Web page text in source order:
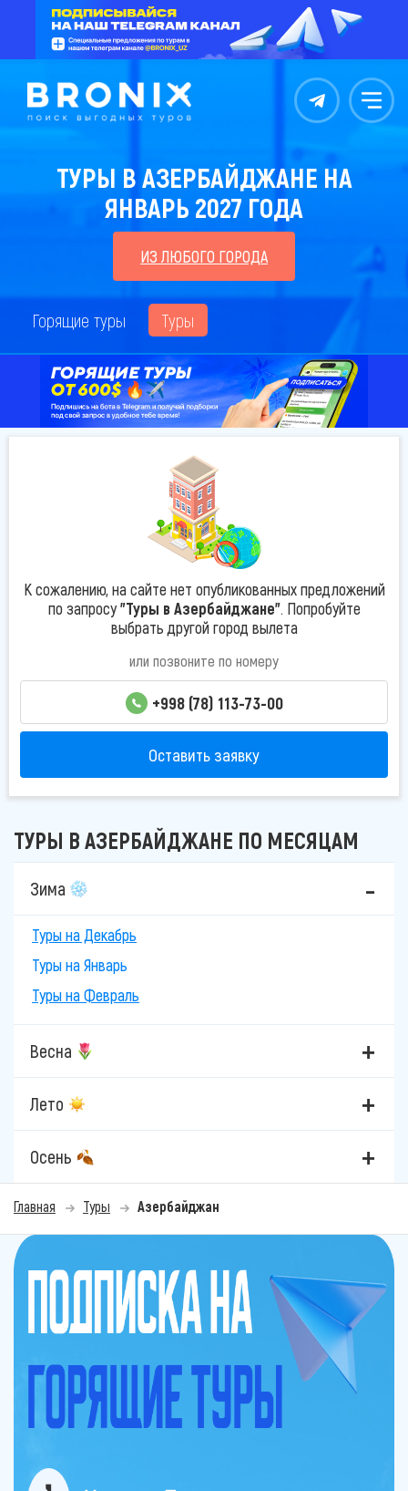
Контакты Меню
ТУРЫ В АЗЕРБАЙДЖАНЕ НА
ЯНВАРЬ 2027 ГОДА
ИЗ ЛЮБОГО ГОРОДА
Горящие туры Туры
К сожалению, на сайте нет опубликованных предложений
по запросу"Туры в Азербайджане". Попробуйте
выбрать другой город вылета
или позвоните по номеру
+998 (78) 113-73-00
Оставить заявку
ТУРЫ В АЗЕРБАЙДЖАНЕ ПО МЕСЯЦАМ
Зима
Туры на Декабрь
Туры на Январь
Туры на Февраль
Весна
Лето
Осень
Главная Туры Азербайджан